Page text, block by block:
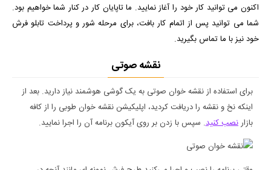
اکنون می توانید کار خود را آغاز نمایید. ما تاپایان کار در کنار شما خواهیم بود.
شما می توانید پس از اتمام کار بافت، برای مرحله شور و پرداخت تابلو فرش
خود نیز با ما تماس بگیرید.
نقشه صوتی
برای استفاده از نقشه خوان صوتی به یک گوشی هوشمند نیاز دارید. بعد از
اینکه نخ و نقشه را دریافت کردید، اپلیکیشن نقشه خوان طوبی را از کافه
بازارنصب کنید. سپس با زدن بر روی آیکون برنامه آن را اجرا نمایید.